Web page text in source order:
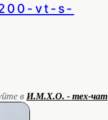
vt-s-
в И.М.Х.О. - тех-чат